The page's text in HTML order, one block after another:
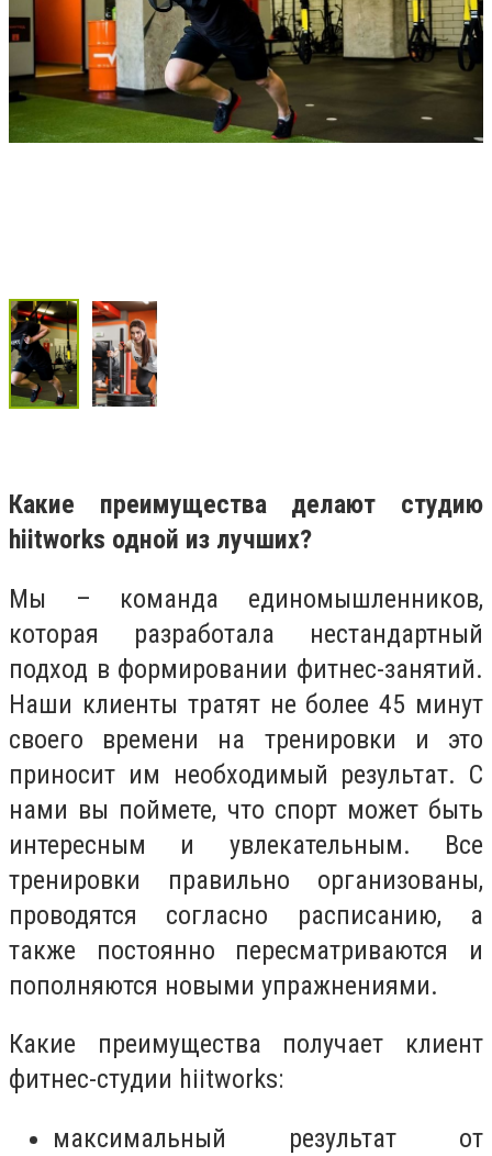
Какие преимущества делают студию
hiitworks одной из лучших?
Мы – команда единомышленников,
которая разработала нестандартный
подход в формировании фитнес-занятий.
Наши клиенты тратят не более 45 минут
своего времени на тренировки и это
приносит им необходимый результат. С
нами вы поймете, что спорт может быть
интересным и увлекательным. Все
тренировки правильно организованы,
проводятся согласно расписанию, а
также постоянно пересматриваются и
пополняются новыми упражнениями.
Какие преимущества получает клиент
фитнес-студии hiitworks:
максимальный результат от